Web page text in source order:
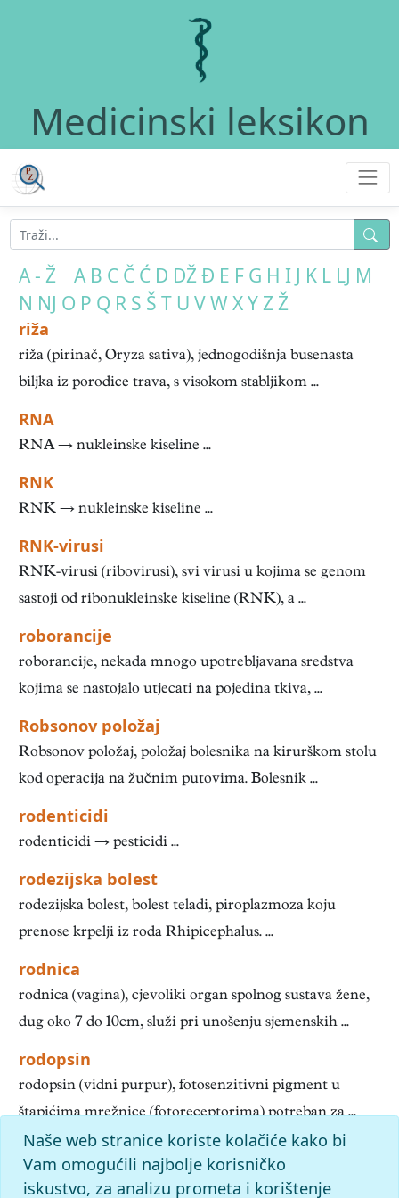
Medicinski leksikon
A - Ž A B C Č Ć D DŽĐ E F G H I J K L LJ M
N NJ O P Q R S Š T U VW XYZŽ
riža
riža (pirinač, Oryza sativa), jednogodišnja busenasta
biljka iz porodice trava, s visokom stabljikom ...
RNA
RNA → nukleinske kiseline ...
RNK
RNK → nukleinske kiseline ...
RNK-virusi
RNK-virusi (ribovirusi), svi virusi u kojima se genom
sastoji od ribonukleinske kiseline (RNK), a ...
roborancije
roborancije, nekada mnogo upotrebljavana sredstva
kojima se nastojalo utjecati na pojedina tkiva, ...
Robsonov položaj
Robsonov položaj, položaj bolesnika na kirurškom stolu
kod operacija na žučnim putovima. Bolesnik ...
rodenticidi
rodenticidi → pesticidi ...
rodezijska bolest
rodezijska bolest, bolest teladi, piroplazmoza koju
prenose krpelji iz roda Rhipicephalus. ...
rodnica
rodnica (vagina), cjevoliki organ spolnog sustava žene,
dug oko 7 do 10cm, služi pri unošenju sjemenskih ...
rodopsin
rodopsin (vidni purpur), fotosenzitivni pigment u
štapićima mrežnice (fotoreceptorima) potreban za ...
Početak « 51 52 53 54 55 56 57 58 59 60
slovor: pronađenih odgovora: 608; vrijeme izvršavanja
Naše web stranice koriste kolačiće kako bi
Vam omogućili najbolje korisničko
iskustvo, za analizu prometa i korištenje